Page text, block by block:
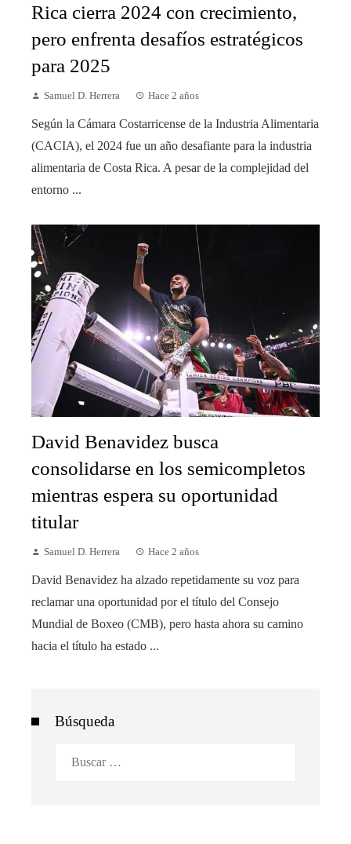
Rica cierra 2024 con crecimiento,
pero enfrenta desafíos estratégicos
para 2025
Samuel D. Herrera Hace 2 años
Según la Cámara Costarricense de la Industria Alimentaria
(CACIA), el 2024 fue un año desafiante para la industria
alimentaria de Costa Rica. A pesar de la complejidad del
entorno ...
David Benavidez busca
consolidarse en los semicompletos
mientras espera su oportunidad
titular
Samuel D. Herrera Hace 2 años
David Benavidez ha alzado repetidamente su voz para
reclamar una oportunidad por el título del Consejo
Mundial de Boxeo (CMB), pero hasta ahora su camino
hacia el título ha estado ...
Búsqueda